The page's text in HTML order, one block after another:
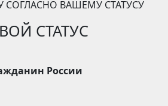
СОГЛАСНО ВАШЕМУ СТАТУСУ
СТАТУС
России